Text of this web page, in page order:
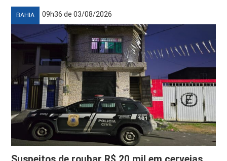
BAHIA 09h36 de 03/08/2026